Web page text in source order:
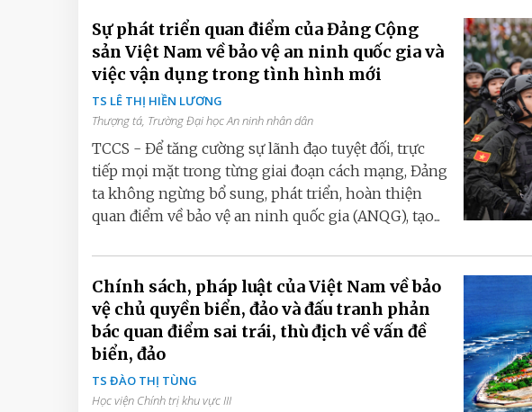
Sự phát triển quan điểm của Đảng Cộng
sản Việt Nam về bảo vệ an ninh quốc gia và
việc vận dụng trong tình hình mới
TS LÊ THỊ HIỀN LƯƠNG
Thượng tá, Trường Đại học An ninh nhân dân
TCCS - Để tăng cường sự lãnh đạo tuyệt đối, trực
tiếp mọi mặt trong từng giai đoạn cách mạng, Đảng
ta không ngừng bổ sung, phát triển, hoàn thiện
quan điểm về bảo vệ an ninh quốc gia (ANQG), tạo...
Chính sách, pháp luật của Việt Nam về bảo
vệ chủ quyền biển, đảo và đấu tranh phản
bác quan điểm sai trái, thù địch về vấn đề
biển, đảo
TS ĐÀO THỊ TÙNG
Học viện Chính trị khu vực III